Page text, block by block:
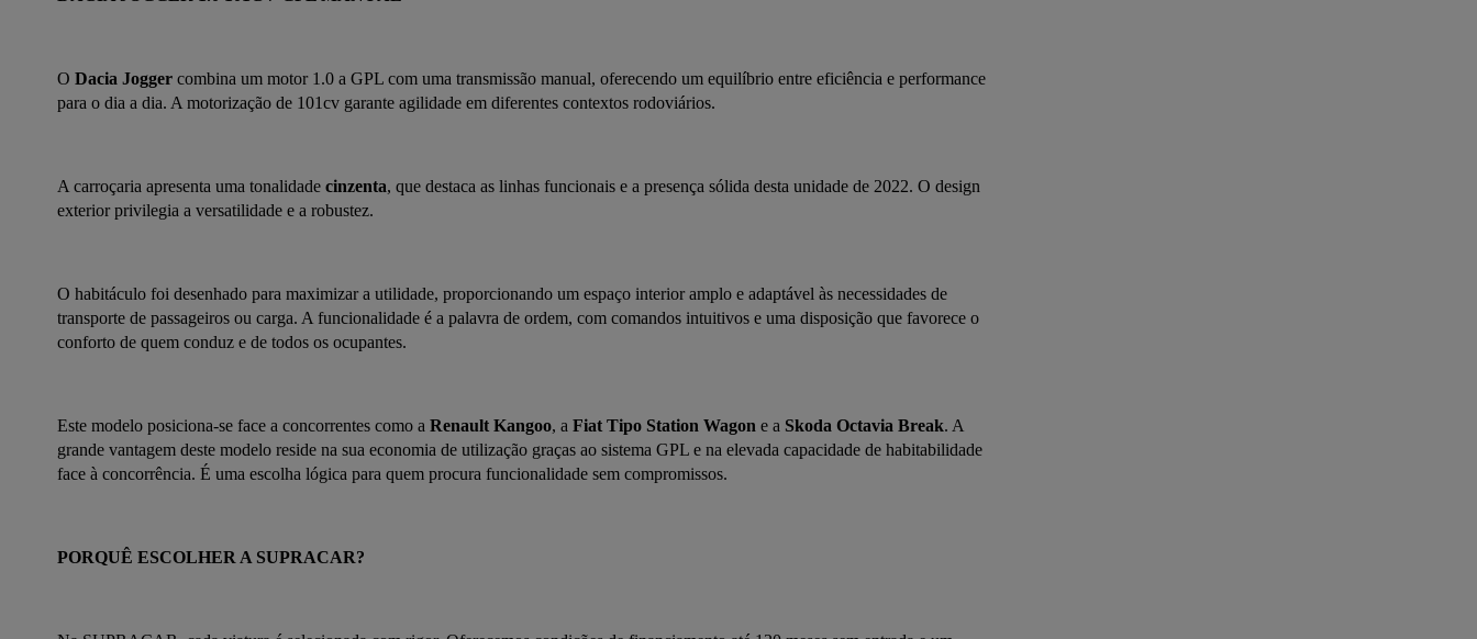
O Dacia Jogger combina um motor 1.0 a GPL com uma transmissão manual, oferecendo um equilíbrio entre eficiência e performance
para o dia a dia. A motorização de 101cv garante agilidade em diferentes contextos rodoviários.
A carroçaria apresenta uma tonalidade cinzenta, que destaca as linhas funcionais e a presença sólida desta unidade de 2022. O design
exterior privilegia a versatilidade e a robustez.
O habitáculo foi desenhado para maximizar a utilidade, proporcionando um espaço interior amplo e adaptável às necessidades de
transporte de passageiros ou carga. A funcionalidade é a palavra de ordem, com comandos intuitivos e uma disposição que favorece o
conforto de quem conduz e de todos os ocupantes.
Este modelo posiciona-se face a concorrentes como a Renault Kangoo, a Fiat Tipo Station Wagon e a Skoda Octavia Break. A
grande vantagem deste modelo reside na sua economia de utilização graças ao sistema GPL e na elevada capacidade de habitabilidade
face à concorrência. É uma escolha lógica para quem procura funcionalidade sem compromissos.
PORQUÊ ESCOLHER A SUPRACAR?